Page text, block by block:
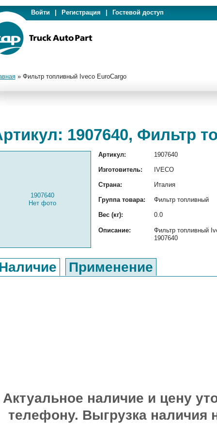
Войти Регистрация Гостевой доступ
» Фильтр топливный Iveco EuroCargo
1907640, Фильтр
1907640
Нет фото
Артикул: 1907640
Изготовитель: IVECO
Страна: Италия
Группа товара: Фильтр топливный
Вес (кг): 0.0
Описание:
Фильтр топливный
1907640
Применение
Актуальное наличие и цену
телефону. Выгрузка наличия